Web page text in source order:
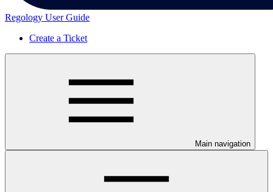
Regology User Guide
Create a Ticket
Main navigation